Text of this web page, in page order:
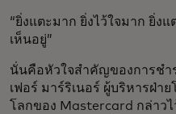
“ยิ่งแตะมาก ยิ่งไว้ใจมาก ยิ่ง
เห็นอยู่”
นั่นคือหัวใจสำคัญของการชำ
เฟอร์ มาร์ริเนอร์ ผู้บริหารฝ่า
โลกของ Mastercard กล่าว